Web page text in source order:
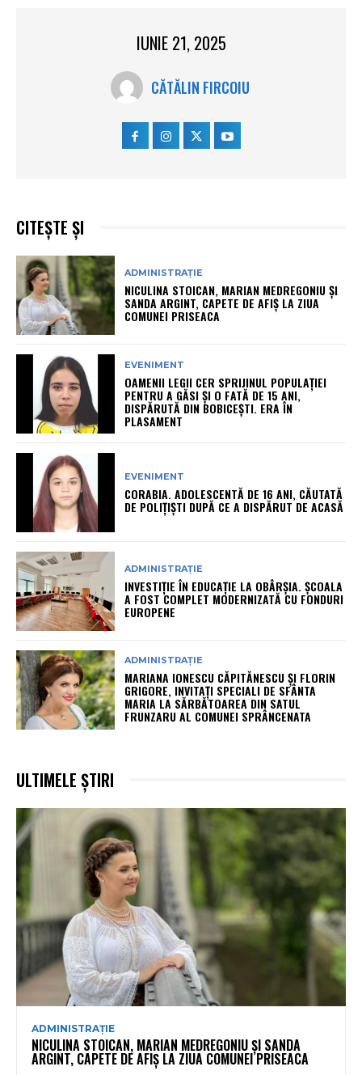
IUNIE 21, 2025
CĂTĂLIN FIRCOIU
CITEȘTE ȘI
ADMINISTRAȚIE
NICULINA STOICAN, MARIAN MEDREGONIU ȘI
SANDA ARGINT, CAPETE DE AFIȘ LA ZIUA
COMUNEI PRISEACA
EVENIMENT
OAMENII LEGII CER SPRIJINUL POPULAȚIEI
PENTRU A GĂSI ȘI O FATĂ DE 15 ANI,
DISPĂRUTĂ DIN BOBICEȘTI. ERA ÎN
PLASAMENT
EVENIMENT
CORABIA. ADOLESCENTĂ DE 16 ANI, CĂUTATĂ
DE POLIȚIȘTI DUPĂ CE A DISPĂRUT DE ACASĂ
ADMINISTRAȚIE
INVESTIȚIE ÎN EDUCAȚIE LA OBÂRȘIA. ȘCOALA
A FOST COMPLET MODERNIZATĂ CU FONDURI
EUROPENE
ADMINISTRAȚIE
MARIANA IONESCU CĂPITĂNESCU ȘI FLORIN
GRIGORE, INVITAȚI SPECIALI DE SFÂNTA
MARIA LA SĂRBĂTOAREA DIN SATUL
FRUNZARU AL COMUNEI SPRÂNCENATA
ULTIMELE ȘTIRI
ADMINISTRAȚIE
NICULINA STOICAN, MARIAN MEDREGONIU ȘI SANDA
ARGINT, CAPETE DE AFIȘ LA ZIUA COMUNEI PRISEACA